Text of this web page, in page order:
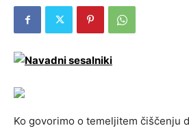
Ko govorimo o temeljitem čiščenju